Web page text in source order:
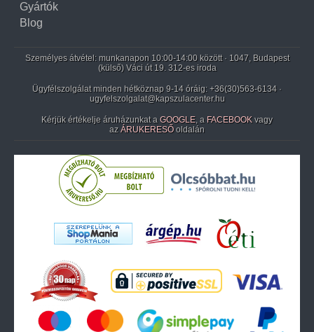
Gyártók
Blog
Személyes átvétel: munkanapon 10:00-14:00 között · 1047, Budapest
(külső) Váci út 19. 312-es iroda
Ügyfélszolgálat minden hétköznap 9-14 óráig: +36(30)563-6134 ·
ugyfelszolgalat@kapszulacenter.hu
Kérjük értékelje áruházunkat a GOOGLE, a FACEBOOK vagy
az ÁRUKERESŐ oldalán